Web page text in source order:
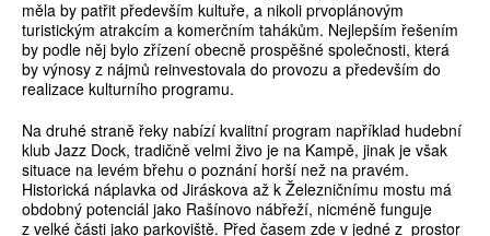
měla by patřit především kultuře, a nikoli prvoplánovým
turistickým atrakcím a komerčním tahákům. Nejlepším řešením
by podle něj bylo zřízení obecně prospěšné společnosti, která
by výnosy z nájmů reinvestovala do provozu a především do
realizace kulturního programu.
Na druhé straně řeky nabízí kvalitní program například hudební
klub Jazz Dock, tradičně velmi živo je na Kampě, jinak je však
situace na levém břehu o poznání horší než na pravém.
Historická náplavka od Jiráskova až k Železničnímu mostu má
obdobný potenciál jako Rašínovo nábřeží, nicméně funguje
z velké části jako parkoviště. Před časem zde v jedné z prostor